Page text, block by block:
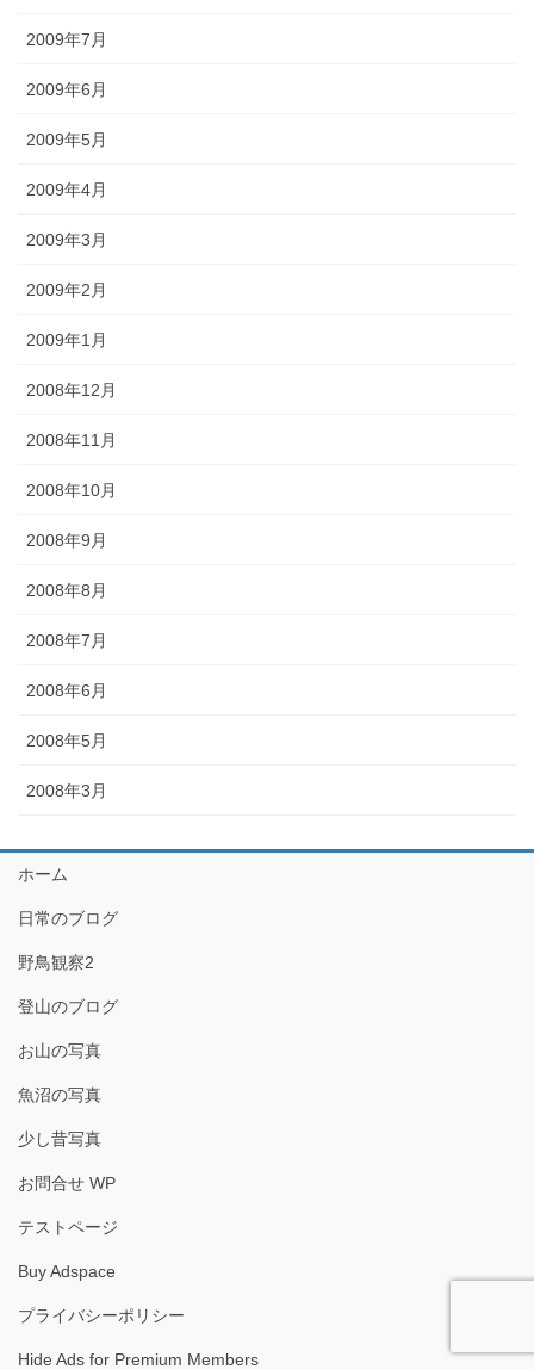
2009年7月
2009年6月
2009年5月
2009年4月
2009年3月
2009年2月
2009年1月
2008年12月
2008年11月
2008年10月
2008年9月
2008年8月
2008年7月
2008年6月
2008年5月
2008年3月
ホーム
日常のブログ
野鳥観察2
登山のブログ
お山の写真
魚沼の写真
少し昔写真
お問合せ WP
テストページ
Buy Adspace
プライバシーポリシー
Hide Ads for Premium Members